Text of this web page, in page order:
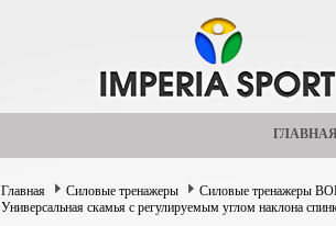
Главная Силовые тренажеры Силовые тренажеры
Универсальная скамья с регулируемым углом наклона